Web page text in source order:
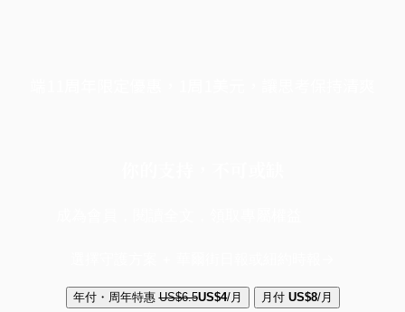
年付・周年特惠 US$6.5US$4/月 月付 US$8/月